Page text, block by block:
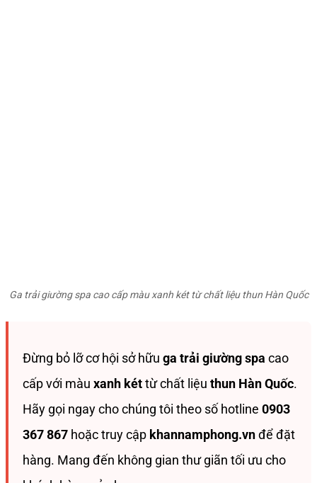
Ga trải giường spa cao cấp màu xanh két từ chất liệu thun Hàn Quốc
Đừng bỏ lỡ cơ hội sở hữu ga trải giường spa cao
cấp với màu xanh kéttừ chất liệu thun Hàn Quốc.
Hãy gọi ngay cho chúng tôi theo số hotline 0903
367 867 hoặc truy cập khannamphong.vnđể đặt
hàng. Mang đến không gian thư giãn tối ưu cho